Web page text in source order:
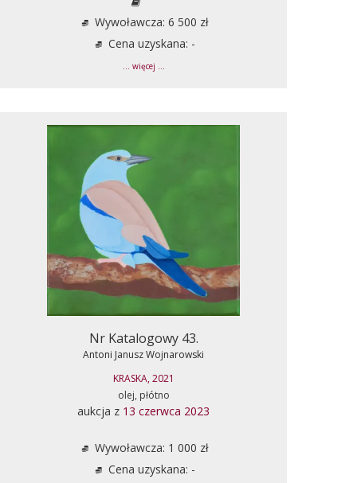
Wywoławcza: 6 500 zł
Cena uzyskana: -
... więcej ...
Nr Katalogowy 43.
Antoni Janusz Wojnarowski
KRASKA, 2021
olej, płótno
aukcja z 13 czerwca 2023
Wywoławcza: 1 000 zł
Cena uzyskana: -